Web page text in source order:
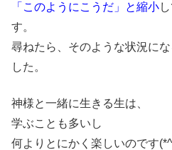
「このようにこうだ」と縮小
す。
尋ねたら、そのような状況に
した。
神様と一緒に生きる生は、
学ぶことも多いし
何よりとにかく楽しいのです